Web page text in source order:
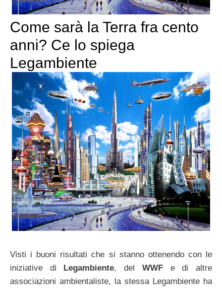
Come sarà la Terra fra cento
anni? Ce lo spiega
Legambiente
Visti i buoni risultati che si stanno ottenendo con le
iniziative di Legambiente, del WWF e di altre
associazioni ambientaliste, la stessa Legambiente ha